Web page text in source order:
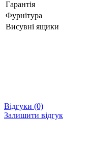
Гарантія
Фурнітура
Висувні ящики
Відгуки (0)
Залишити відгук